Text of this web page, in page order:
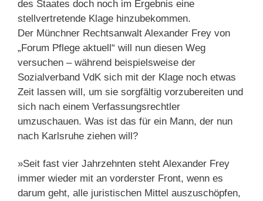
des Staates doch noch im Ergebnis eine
stellvertretende Klage hinzubekommen.
Der Münchner Rechtsanwalt Alexander Frey von
„Forum Pflege aktuell“ will nun diesen Weg
versuchen – während beispielsweise der
Sozialverband VdK sich mit der Klage noch etwas
Zeit lassen will, um sie sorgfältig vorzubereiten und
sich nach einem Verfassungsrechtler
umzuschauen. Was ist das für ein Mann, der nun
nach Karlsruhe ziehen will?
»Seit fast vier Jahrzehnten steht Alexander Frey
immer wieder mit an vorderster Front, wenn es
darum geht, alle juristischen Mittel auszuschöpfen,